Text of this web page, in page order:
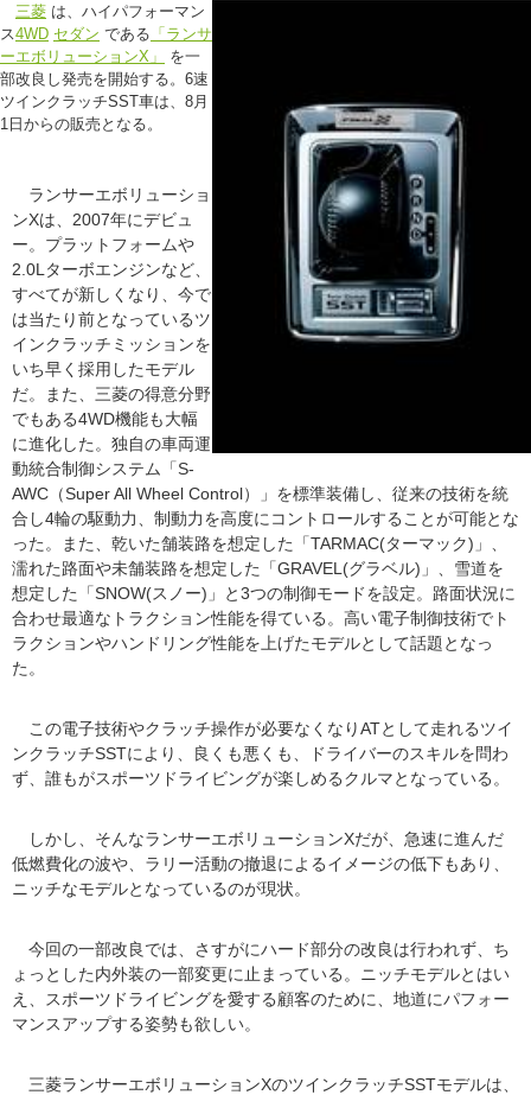
三菱 は、ハイパフォーマン
ス4WD セダン である 「ランサ
ーエボリューションX」
を一
部改良し発売を開始する。6速
ツインクラッチSST車は、8月
1日からの販売となる。
ランサーエボリューショ
ンXは、2007年にデビュ
ー。プラットフォームや
2.0Lターボエンジンなど、
すべてが新しくなり、今で
は当たり前となっているツ
インクラッチミッションを
いち早く採用したモデル
だ。また、三菱の得意分野
でもある4WD機能も大幅
に進化した。独自の車両運
動統合制御システム「S-
AWC（Super All Wheel Control）」を標準装備し、従来の技術を統
合し4輪の駆動力、制動力を高度にコントロールすることが可能とな
った。また、乾いた舗装路を想定した「TARMAC(ターマック)」、
濡れた路面や未舗装路を想定した「GRAVEL(グラベル)」、雪道を
想定した「SNOW(スノー)」と3つの制御モードを設定。路面状況に
合わせ最適なトラクション性能を得ている。高い電子制御技術でト
ラクションやハンドリング性能を上げたモデルとして話題となっ
た。
この電子技術やクラッチ操作が必要なくなりATとして走れるツイ
ンクラッチSSTにより、良くも悪くも、ドライバーのスキルを問わ
ず、誰もがスポーツドライビングが楽しめるクルマとなっている。
しかし、そんなランサーエボリューションXだが、急速に進んだ
低燃費化の波や、ラリー活動の撤退によるイメージの低下もあり、
ニッチなモデルとなっているのが現状。
今回の一部改良では、さすがにハード部分の改良は行われず、ち
ょっとした内外装の一部変更に止まっている。ニッチモデルとはい
え、スポーツドライビングを愛する顧客のために、地道にパフォー
マンスアップする姿勢も欲しい。
三菱ランサーエボリューションXのツインクラッチSSTモデルは、